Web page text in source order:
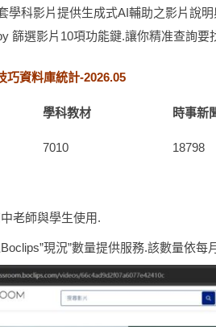
學科影片提供生成式AI輔助之影片說
篩選影片10項功能鍵.讓你精准查詢要
巧資料庫統計-2026.05
學科教材 時事新
7010 18798
老師與學生使用.
現況”數量提供服務.該數量依